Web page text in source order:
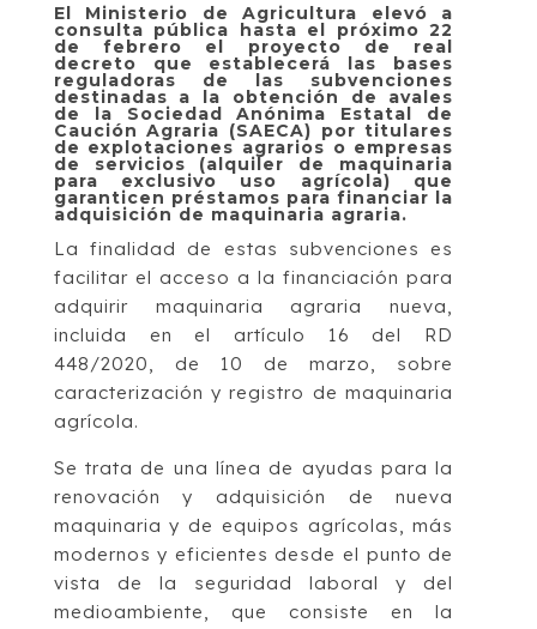
El Ministerio de Agricultura elevó a
consulta pública hasta el próximo 22
de febrero el proyecto de real
decreto que establecerá las bases
reguladoras de las subvenciones
destinadas a la obtención de avales
de la Sociedad Anónima Estatal de
Caución Agraria (SAECA) por titulares
de explotaciones agrarios o empresas
de servicios (alquiler de maquinaria
para exclusivo uso agrícola) que
garanticen préstamos para financiar la
adquisición de maquinaria agraria.
La finalidad de estas subvenciones es
facilitar el acceso a la financiación para
adquirir maquinaria agraria nueva,
incluida en el artículo 16 del RD
448/2020, de 10 de marzo, sobre
caracterización y registro de maquinaria
agrícola.
Se trata de una línea de ayudas para la
renovación y adquisición de nueva
maquinaria y de equipos agrícolas, más
modernos y eficientes desde el punto de
vista de la seguridad laboral y del
medioambiente, que consiste en la